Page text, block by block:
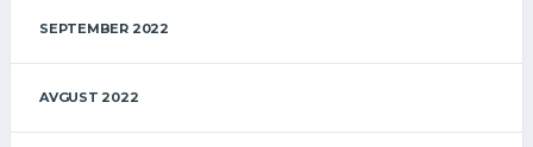
SEPTEMBER 2022
AVGUST 2022